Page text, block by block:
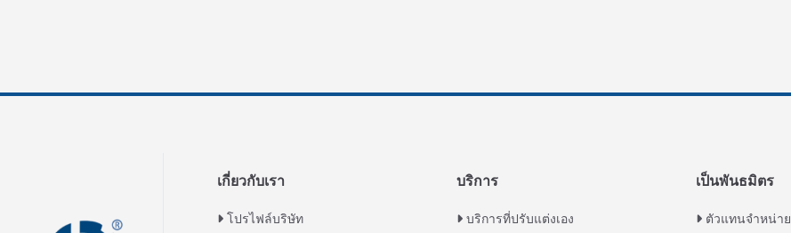
เกี่ยวกับเรา
โปรไฟล์บริษัท
บริการ
บริการที่ปรับแต่งเอง
เป็นพันธมิตร
ตัวแทนจำหน่าย